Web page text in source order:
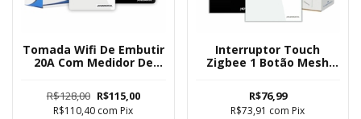
Tomada Wifi De Embutir
20A Com Medidor De
R$128,00 R$115,00
R$110,40 com Pix
Interruptor Touch
Zigbee 1 Botão Mesh
R$76,99
R$73,91 com Pix